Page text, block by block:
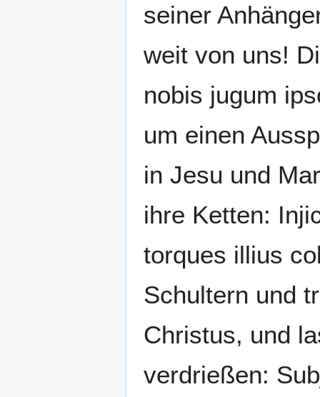
seiner
weit von uns!
nobis jugum
um einen
in Jesu und
ihre Ketten:
torques illius
Schultern und
Christus, und
verdrießen: